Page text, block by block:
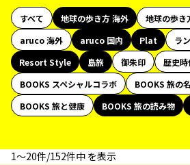
すべて 地球の歩き方 海外
地球の歩き
aruco 海外
aruco 国内 Plat
ラ
Resort Style
島旅 御朱印 歴史時
BOOKS スペシャルコラボ
BOOKS 旅の
BOOKS 旅と健康
BOOKS 旅の読み物
1〜20件/152件中 を表示